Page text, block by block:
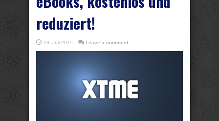
reduziert!
13. Juli 2015 Leave a comment